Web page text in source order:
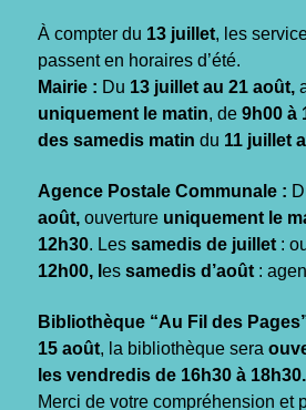
À compter du 13 juillet, les
passent en horaires d’été.
Mairie : Du 13 juillet au 21 août,
uniquement le matin, de 9h00 à
des samedis matin du 11 juillet
Agence Postale Communale :
août, ouverture uniquement le
12h30. Les samedis de juillet :
12h00, l es samedis d’août :
Bibliothèque “Au Fil des
15 août, la bibliothèque sera
les vendredis de 16h30 à 18h30.
Merci de votre compréhension et